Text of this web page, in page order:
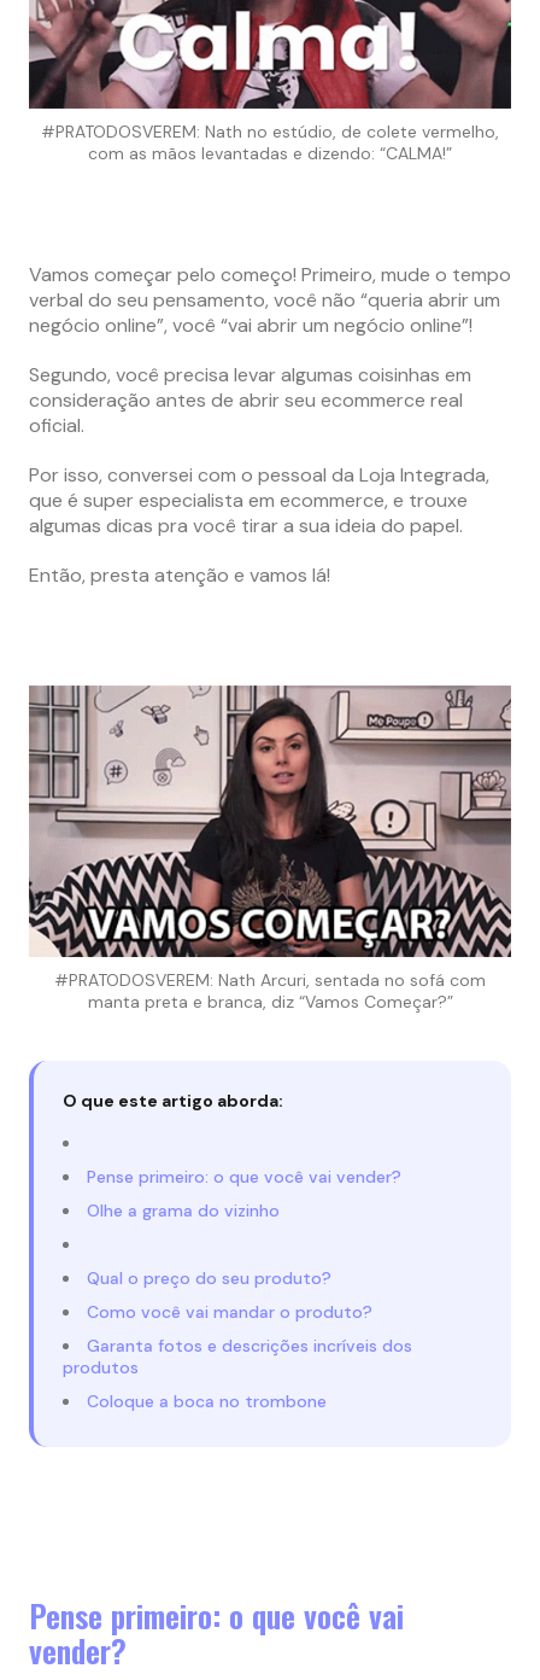
#PRATODOSVEREM: Nath no estúdio, de colete vermelho,
com as mãos levantadas e dizendo: “CALMA!”
Vamos começar pelo começo! Primeiro, mude o tempo
verbal do seu pensamento, você não “queria abrir um
negócio online”, você “vai abrir um negócio online”!
Segundo, você precisa levar algumas coisinhas em
consideração antes de abrir seu ecommerce real
oficial.
Por isso, conversei com o pessoal da Loja Integrada,
que é super especialista em ecommerce, e trouxe
algumas dicas pra você tirar a sua ideia do papel.
Então, presta atenção e vamos lá!
#PRATODOSVEREM: Nath Arcuri, sentada no sofá com
manta preta e branca, diz “Vamos Começar?”
O que este artigo aborda:
Pense primeiro: o que você vai vender?
Olhe a grama do vizinho
Qual o preço do seu produto?
Como você vai mandar o produto?
Garanta fotos e descrições incríveis dos
produtos
Coloque a boca no trombone
Pense primeiro: o que você vai
vender?